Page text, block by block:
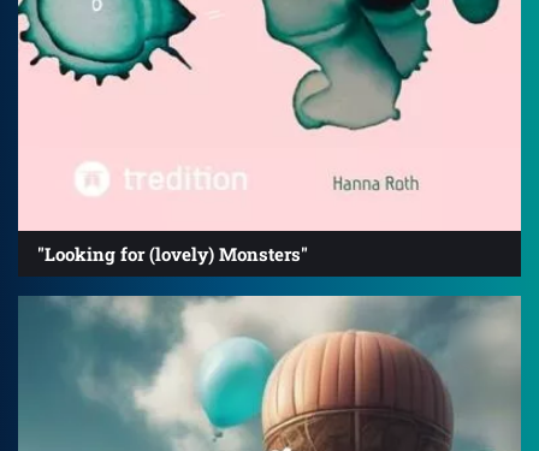
"Looking for (lovely) Monsters"